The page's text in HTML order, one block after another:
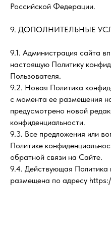
Российской Федерации.
9. ДОПОЛНИТЕЛЬНЫЕ
9.1. Администрация сайта
настоящую Политику
Пользователя.
9.2. Новая Политика
с момента ее размещения
предусмотрено новой
конфиденциальности.
9.3. Все предложения или
Политике
обратной связи на Сайте.
9.4. Действующая Политика
размещена по адресу